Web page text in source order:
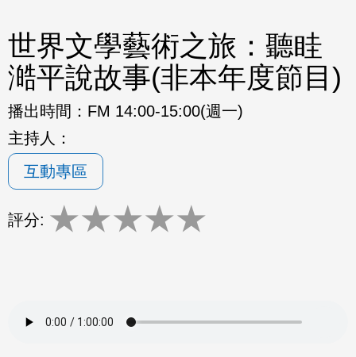
世界文學藝術之旅：聽眭
澔平說故事(非本年度節目)
播出時間： FM 14:00-15:00(週一)
主持人：
互動專區
評分: ★★★★★